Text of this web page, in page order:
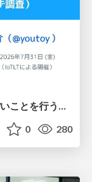
toio・myCobotでフィジカルAIっぽいことを行うための検討（とりあえず調査） / フィジカルAI LT（IoTLTによる開催）
0 280